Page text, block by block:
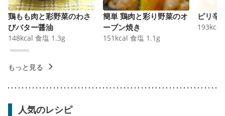
鶏もも肉と彩野菜のわさ
びバター醤油
148kcal 食塩 1.3g
簡単 鶏肉と彩り野菜のオ
ーブン焼き
151 kcal 食塩 1.1 g
ピリ辛
193kcal
もっと見る
人気のレシピ